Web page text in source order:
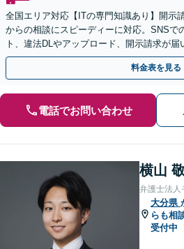
全国エリア対応【ITの専門知識あり】開示
からの相談にスピーディーに対応。SNSで
ト、違法DLやアップロード、開示請求が
【WEB面談OK&解決実績豊富】【千葉中央
料金表を見る
電話でお問い合わせ
横山
弁護士法人
大分県
らも相
受付中